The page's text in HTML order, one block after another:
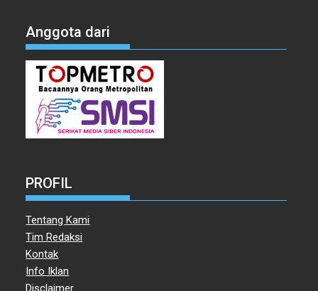
Anggota dari
PROFIL
Tentang Kami
Tim Redaksi
Kontak
Info Iklan
Disclaimer